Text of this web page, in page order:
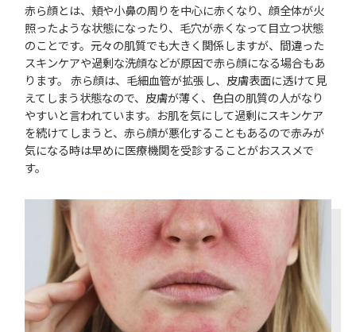
赤ら顔とは、頬や小鼻の周りを中心に赤くなり、顔全体が火
照ったような状態になったり、毛穴が赤くなって目立つ状態
のことです。元々の肌質でも大きく関係しますが、間違った
スキンケアや過剰な洗顔などが原因で赤ら顔になる場合もあ
ります。 赤ら顔は、毛細血管が拡張し、皮膚表面に透けて見
えてしまう状態なので、皮膚が薄く、色白の肌質の人がなり
やすいと言われています。お肌を気にして過剰にスキンケア
を続けてしまうと、赤ら顔が悪化することもあるので赤みが
気になる時は早めに医療機関を受診することがおススメで
す。